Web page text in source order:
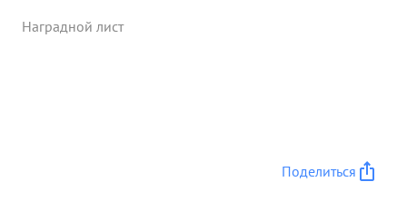
зенитный огонь противника группа РЯБОВА смело
Наградной лист
Поделиться